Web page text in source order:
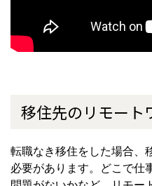
移住先のリモート
転職なき移住をした場合、
必要があります。どこで仕